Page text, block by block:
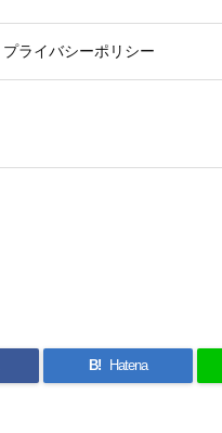
プライバシーポリシー
B! Hatena